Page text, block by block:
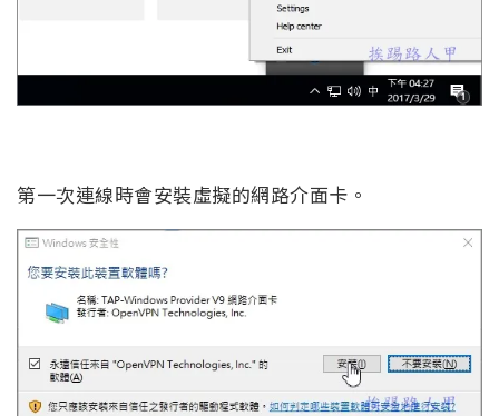
第一次連線時會安裝虛擬的網路介面卡。